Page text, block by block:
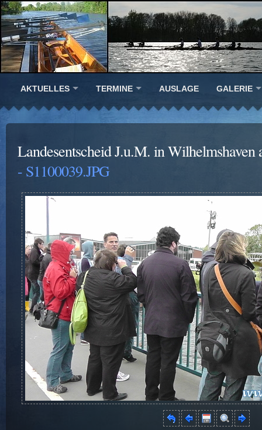
AKTUELLES TERMINE AUSLAGE GALERIE
Landesentscheid J.u.M. in Wilhelmshaven
- S1100039.JPG